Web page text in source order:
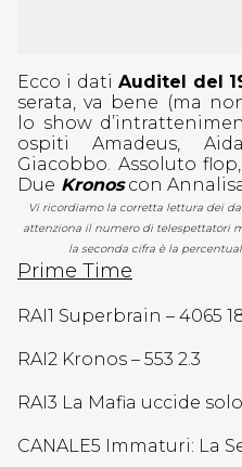
Ecco i dati Auditel del
serata, va bene (ma
lo show
ospiti Amadeus,
Giacobbo. Assoluto
Due Kronoscon
Vi ricordiamo la corretta lettura dei
attenziona il numero di telespettatori
la seconda cifra è la
Prime Time
RAI1 Superbrain – 4065
RAI2 Kronos – 553 2.3
RAI3 La Mafia uccide
CANALE5 Immaturi: La